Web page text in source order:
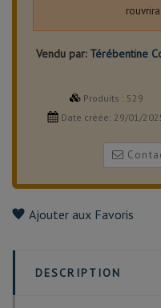
Vendu par: Térébentine
Produits : 529
Date créée: 29/01/
Ajouter aux Favoris
DESCRIPTION